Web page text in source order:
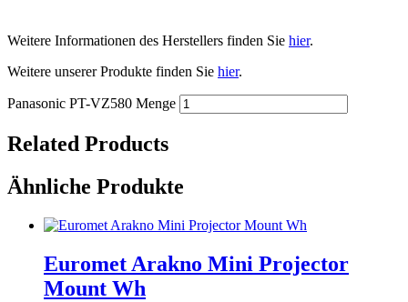
Weitere Informationen des Herstellers finden Sie hier.
Weitere unserer Produkte finden Sie hier.
Panasonic PT-VZ580 Menge
Related Products
Ähnliche Produkte
Euromet Arakno Mini Projector
Mount Wh